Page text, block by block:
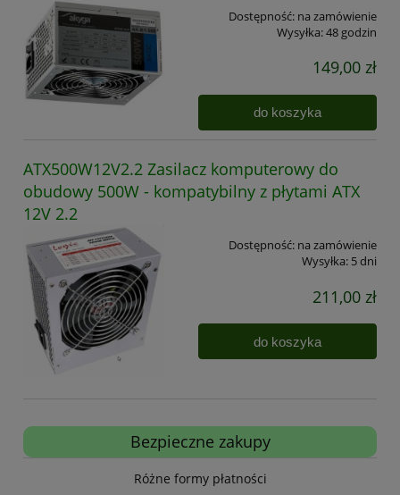
Dostępność: na zamówienie
Wysyłka:48 godzin
149,00 zł
do koszyka
ATX500W12V2.2 Zasilacz komputerowy do
obudowy 500W - kompatybilny z płytami ATX
12V 2.2
Dostępność: na zamówienie
Wysyłka: 5 dni
211,00 zł
do koszyka
Bezpieczne zakupy
Różne formy płatności